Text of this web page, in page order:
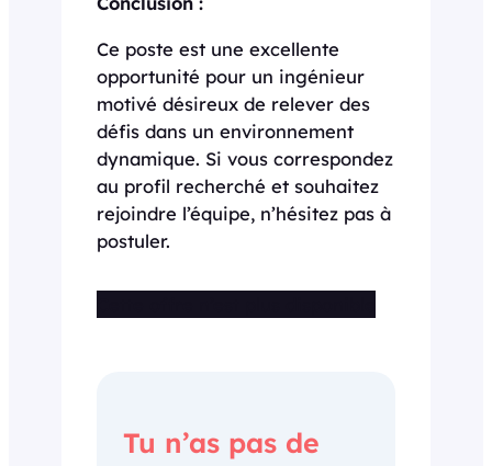
Ce poste est une excellente
opportunité pour un ingénieur
motivé désireux de relever des
défis dans un environnement
dynamique. Si vous correspondez
au profil recherché et souhaitez
rejoindre l’équipe, n’hésitez pas à
postuler.
Tu n’as pas de